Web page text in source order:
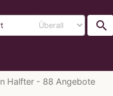
search
Halfter - 88 Angebote